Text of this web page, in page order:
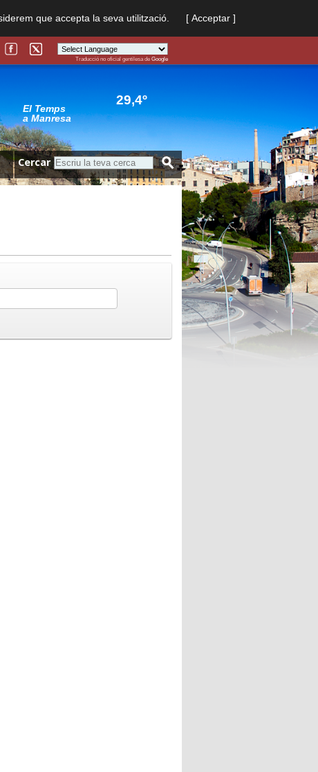
que accepta la seva utilització. [ Acceptar ]
Powered by
Traducció no oficial gentilesa de Google
El Temps
a Manresa
29,4º
Cercar